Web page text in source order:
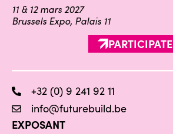
11 & 12 mars 2027
Brussels Expo, Palais 11
PARTICIPATE
+32 (0) 9 241 92 11
info@futurebuild.be
EXPOSANT